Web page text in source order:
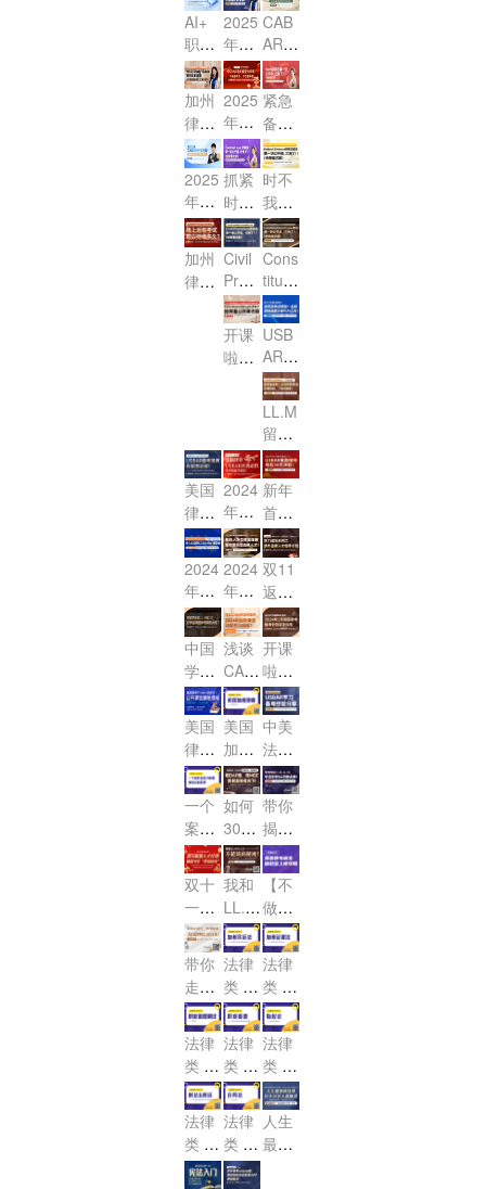
突破
与高
分策
略
你攻
克高
频考
点，
带你
突
破‘小
法’失
分重
灾
区！"
直击
核
心，
稳-p
ass
高
分！
与备
考高
效路
径
T守
分利
器
+万
能公
式
——
第二
弹
（PT
篇）！
T守
分利
器
+万
能公
式
——
第一
弹
（Es
say
篇）！
火热
报名
中 R
eal P
roper
ty物
权法
第二
讲公
开
课，
亮相
啦！
择：
2025
全球
法治
格局
下，
USB
AR与
香港
OLQ
E的
职业
突围
之路
AI+
职业
赋
能：
涉外
法律
职场
变革
与机
遇 暨
威普
爱生
教育
2025
年CA
BAR
报名
开始
啦！
你准
备好
了
吗？
CAB
AR报
名进
行
中，
4月3
0日
前提
交申
请省
下延
迟
费！
加州
律考
MBE
改M
C
Q！7
月律
考新
动态
单选
题 公
开课
邀您
参
加！
2025
年蛇
年新
春首
播 灵
蛇献
瑞，
首战
必
胜！
紧急
备
战！
2025
年CA
BAR
考试
临
近！
2025
年2
月CA
BAR
考前
准备
抓紧
时
间！
2025
CAB
AR报
名已
启
动！
时不
我
待：
2025
CAB
AR报
名通
道已
开
放！
Fede
ral E
viden
ce联
邦证
据法
第一
讲公
开
课，
它来
了！！
加州
律师
可以
持续
多
久？
Civil
Proc
edur
e民
诉
法：
开
课）
Cons
titutio
nal L
aw宪
法：
第一
讲
（公
开
课）
开课
啦：
在
即，
Cons
titutio
nal L
aw
（美
国宪
法）
公开
课名
额免
费
抢！
USB
AR·
美国
律考
公开
课
之“合
同
法”来
啦！
LL.M
留学
全攻
略：
从选
校到
毕业
及考
BA
R，
一站
式解
答！
美国
律考
USB
AR改
制来
袭，
如何
抓住
为数
不多
的考
试机
会！
2024
年龙
年开
工首
播：
龙腾
律
界，
首战
必
胜，
USB
AR通
关秘
笈快
来
领！
新年
首
战，
2024
年2
月US
BAR
美国
律
考，
考前
30天
冲
刺！
2024
年法
学院
新
生“春
季入
学礼
包”
，令
人心
动的
LL.M
offe
r，请
查收
2024
年不
让内
卷变
内耗,
看涉
外法
律服
务市
场是
否“卷
出新
高
度”!
双11
返场
系列
之涉
外法
律人
才培
养计
划
中国
学生
读LL.
M或
J.D.
对参
加美
国律
考帮
助大
吗？
浅谈
CAB
AR加
州律
考20
24年
远程
考试
可能
性及
利
弊？
开课
啦，
2024
年2
月美
国律
考备
考计
划改
怎么
做！
美国
律考
TRU
ST
（信
托
法）
公开
课名
额免
费
抢，
仅限
5
个！
美国
加州
律师
考试
介绍
中美
法考
差异
说及
USB
AR学
习备
考经
验分
享
一个
案件
怎样
才能
被纽
约法
院受
理
如何
30天
快速
提升
MBE
成
绩，
锁定
考Ba
r大
盘！
带你
揭秘
LL.
M. &
J.D.
毕业
生考
Bar
的那
点
事！
双十
一职
场绿
码-法
律专
场
我和
LL.M
&J.D
不能
说的
秘
密！
【不
做小
白】
美国
律考
超全
+稳
妥上
岸攻
略
带你
走捷
径，
快速
解
锁“美
国律
师US
BA
R”！
法律
类 U
SBA
R 加
州民
诉法-
Calif
ornia
Civil
Proc
法律
类 U
SBA
R 加
州证
据法-
Calif
ornia
Evid
法律
类 U
SBA
R 职
业道
德测
试-M
法律
类 U
SBA
R 职
业道
德-Pr
ofess
法律
类 U
SBA
R 物
权法-
Real
法律
类 U
SBA
法律
类 U
SBA
人生
最坏